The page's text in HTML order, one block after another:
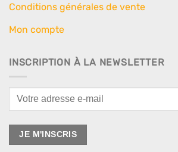
Conditions générales de vente
Mon compte
INSCRIPTION À LA NEWSLETTER